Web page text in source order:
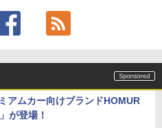
アムカー向けブランドHOMUR
が登場！